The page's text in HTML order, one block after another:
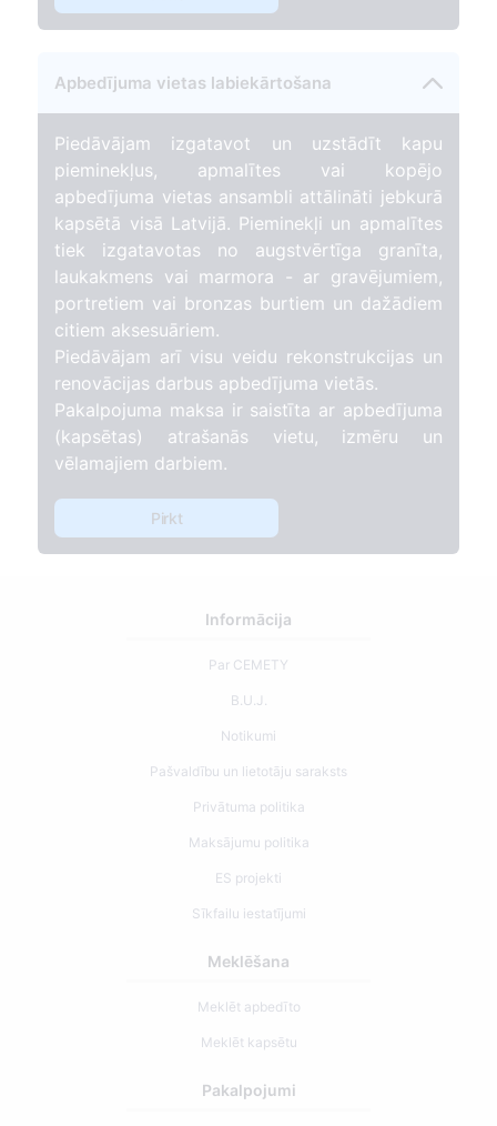
Apbedījuma vietas labiekārtošana
Piedāvājam izgatavot un uzstādīt kapu
pieminekļus, apmalītes vai kopējo
apbedījuma vietas ansambli attālināti jebkurā
kapsētā visā Latvijā. Pieminekļi un apmalītes
tiek izgatavotas no augstvērtīga granīta,
laukakmens vai marmora - ar gravējumiem,
portretiem vai bronzas burtiem un dažādiem
citiem aksesuāriem.
Piedāvājam arī visu veidu rekonstrukcijas un
renovācijas darbus apbedījuma vietās.
Pakalpojuma maksa ir saistīta ar apbedījuma
(kapsētas) atrašanās vietu, izmēru un
vēlamajiem darbiem.
Pirkt
Informācija
Par CEMETY
B.U.J.
Notikumi
Pašvaldību un lietotāju saraksts
Privātuma politika
Maksājumu politika
ES projekti
Sīkfailu iestatījumi
Meklēšana
Meklēt apbedīto
Meklēt kapsētu
Pakalpojumi